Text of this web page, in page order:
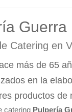
Guerra
Catering en
más de 65
en la
productos
catering Pulpería